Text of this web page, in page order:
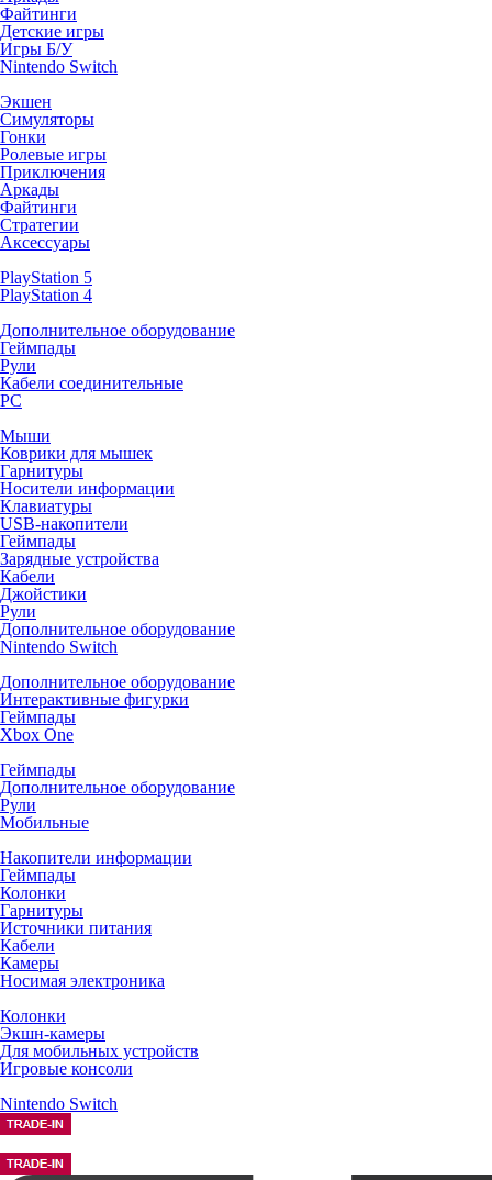
Файтинги
Детские игры
Игры Б/У
Nintendo Switch
Экшен
Симуляторы
Гонки
Ролевые игры
Приключения
Аркады
Файтинги
Стратегии
Аксессуары
PlayStation 5
PlayStation 4
Дополнительное оборудование
Геймпады
Рули
Кабели соединительные
PC
Мыши
Коврики для мышек
Гарнитуры
Носители информации
Клавиатуры
USB-накопители
Геймпады
Зарядные устройства
Кабели
Джойстики
Рули
Дополнительное оборудование
Nintendo Switch
Дополнительное оборудование
Интерактивные фигурки
Геймпады
Xbox One
Геймпады
Дополнительное оборудование
Рули
Мобильные
Накопители информации
Геймпады
Колонки
Гарнитуры
Источники питания
Кабели
Камеры
Носимая электроника
Колонки
Экшн-камеры
Для мобильных устройств
Игровые консоли
Nintendo Switch